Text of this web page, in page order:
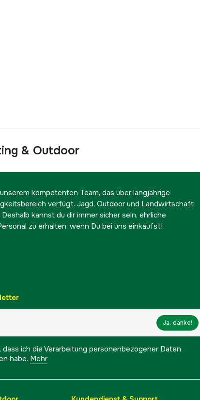
& Outdoor
kompetenten Team, das über langjährige
verfügt. Jagd, Outdoor und Landwirtschaft
Deshalb kannst du dir immer sicher sein, ehrliche
zu erhalten, wenn Du bei uns einkaufst!
Ja, danke!
ich die Verarbeitung personenbezogener Daten
habe. Mehr